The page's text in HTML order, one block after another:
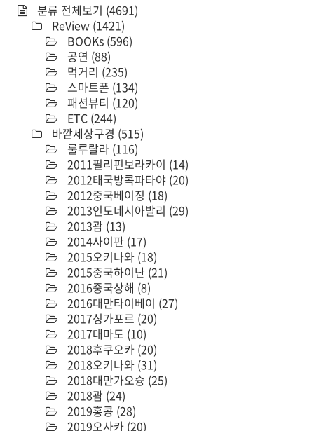
분류 전체보기 (4691)
ReView (1421)
BOOKs (596)
공연 (88)
먹거리 (235)
스마트폰 (134)
패션뷰티 (120)
ETC (244)
바깥세상구경 (515)
룰루랄라 (116)
2011필리핀보라카이 (14)
2012태국방콕파타야 (20)
2012중국베이징 (18)
2013인도네시아발리 (29)
2013괌 (13)
2014사이판 (17)
2015오키나와 (18)
2015중국하이난 (21)
2016중국상해 (8)
2016대만타이베이 (27)
2017싱가포르 (20)
2017대마도 (10)
2018후쿠오카 (20)
2018오키나와 (31)
2018대만가오슝 (25)
2018괌 (24)
2019홍콩 (28)
2019오사카 (20)